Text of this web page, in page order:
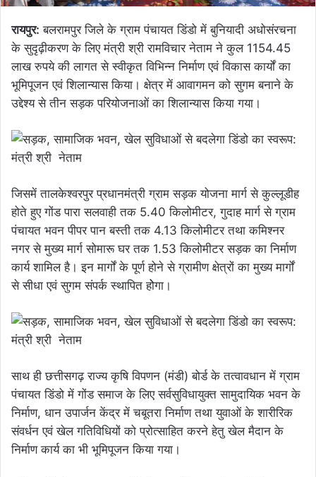
रायपुर: बलरामपुर जिले के ग्राम पंचायत डिंडो में बुनियादी अधोसंरचना
के सुदृढ़ीकरण के लिए मंत्री श्री रामविचार नेताम ने कुल 1154.45
लाख रुपये की लागत से स्वीकृत विभिन्न निर्माण एवं विकास कार्यों का
भूमिपूजन एवं शिलान्यास किया। क्षेत्र में आवागमन को सुगम बनाने के
उद्देश्य से तीन सड़क परियोजनाओं का शिलान्यास किया गया।
जिसमें तालकेश्वरपुर प्रधानमंत्री ग्राम सड़क योजना मार्ग से कुल्लूडीह
होते हुए गोंड पारा सलवाही तक 5.40 किलोमीटर, गुदाह मार्ग से ग्राम
पंचायत भवन पीपर पान बस्ती तक 4.13 किलोमीटर तथा कमिश्नर
नगर से मुख्य मार्ग सोमारू घर तक 1.53 किलोमीटर सड़क का निर्माण
कार्य शामिल है। इन मार्गों के पूर्ण होने से ग्रामीण क्षेत्रों का मुख्य मार्गों
से सीधा एवं सुगम संपर्क स्थापित होेगा।
साथ ही छत्तीसगढ़ राज्य कृषि विपणन (मंडी) बोर्ड के तत्वावधान में ग्राम
पंचायत डिंडो में गोंड समाज के लिए सर्वसुविधायुक्त सामुदायिक भवन के
निर्माण, धान उपार्जन केंद्र में चबूतरा निर्माण तथा युवाओं के शारीरिक
संवर्धन एवं खेल गतिविधियों को प्रोत्साहित करने हेतु खेल मैदान के
निर्माण कार्य का भी भूमिपूजन किया गया।